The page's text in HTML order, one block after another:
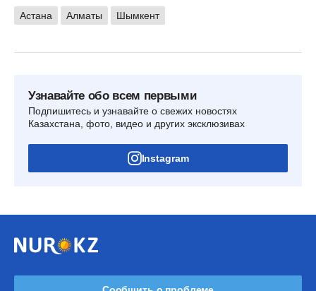
Астана Алматы Шымкент
Узнавайте обо всем первыми
Подпишитесь и узнавайте о свежих новостях
Казахстана, фото, видео и других эксклюзивах
Instagram